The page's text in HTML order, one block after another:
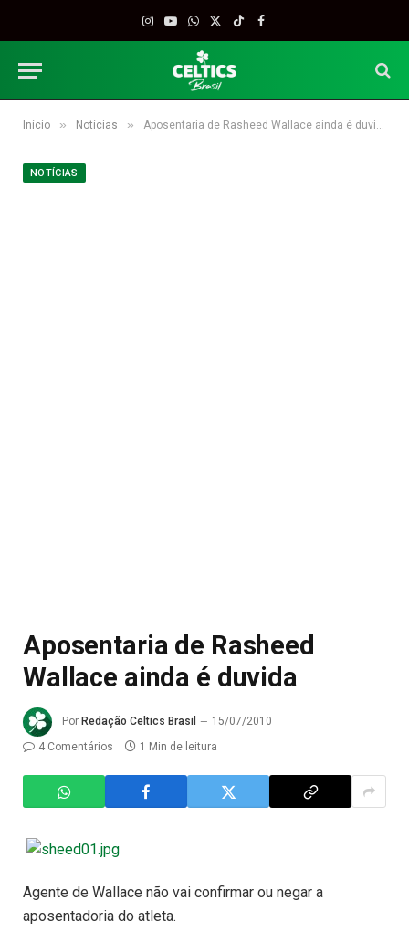
Instagram
YouTube
WhatsApp
X
TikTokFacebook
Início » Notícias » Aposentaria de Rasheed Wallace ainda é duvida
NOTÍCIAS
Aposentaria de Rasheed
Wallace ainda é duvida
Por Redação Celtics Brasil
15/07/2010
4 Comentários
1 Min de leitura
Agente de Wallace não vai confirmar ou negar a
aposentadoria do atleta.